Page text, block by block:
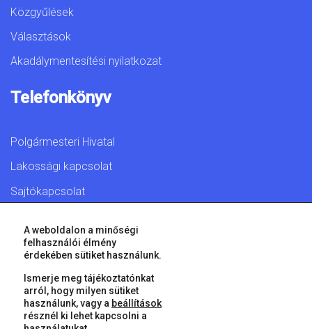
Közgyűlések
Választások
Akadálymentesítési nyilatkozat
Telefonkönyv
Polgármesteri Hivatal
Lakossági kapcsolat
Sajtókapcsolat
© 2026 Győr Megyei Jogú Város • Minden jog fenntartva!
A weboldalon a minőségi
felhasználói élmény
érdekében sütiket használunk.
Ismerje meg tájékoztatónkat
arról, hogy milyen sütiket
használunk, vagy a beállítások
résznél ki lehet kapcsolni a